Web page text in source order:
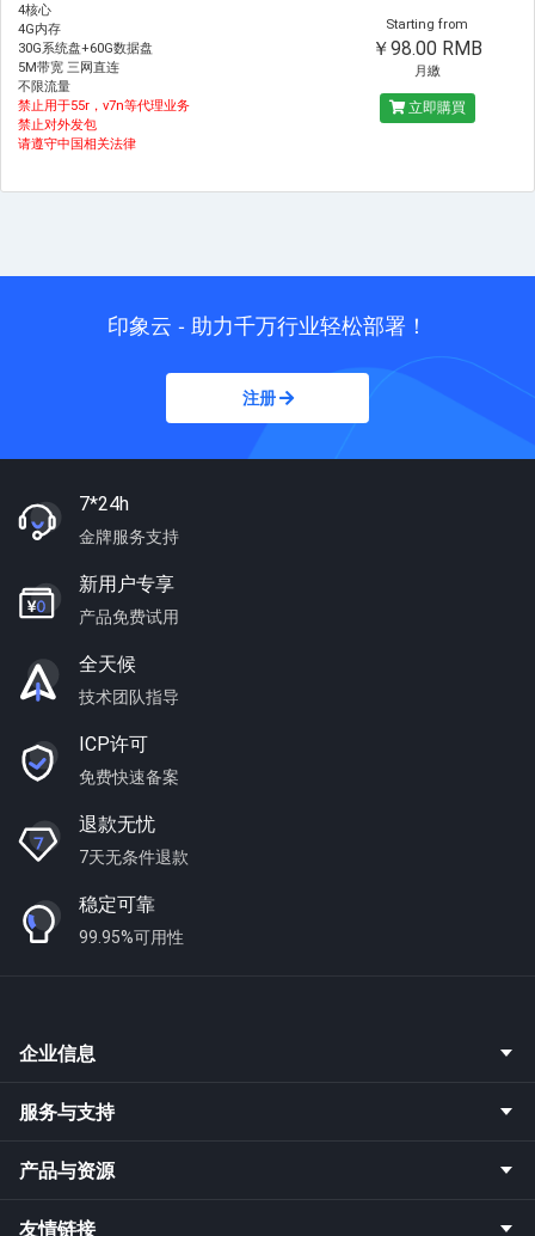
4核心
4G内存
30G系统盘+60G数据盘
5M带宽 三网直连
不限流量
禁止用于55r，v7n等代理业务
禁止对外发包
请遵守中国相关法律
Starting from
￥98.00 RMB
月繳
立即購買
印象云 - 助力千万行业轻松部署！
注册
7*24h
金牌服务支持
新用户专享
产品免费试用
全天候
技术团队指导
ICP许可
免费快速备案
退款无忧
7天无条件退款
稳定可靠
99.95%可用性
企业信息
服务与支持
产品与资源
友情链接